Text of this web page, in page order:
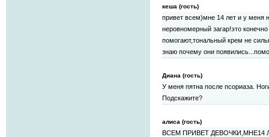
кеша (гость)
привет всем)мне 14 лет и у меня
неровномерный загар!это
помогают,тональный крем не
знаю почему они
Диана (гость)
У меня пятна после псориаза.
Подскажите?
алиса (гость)
ВСЕМ ПРИВЕТ ДЕВОЧКИ,МНЕ14